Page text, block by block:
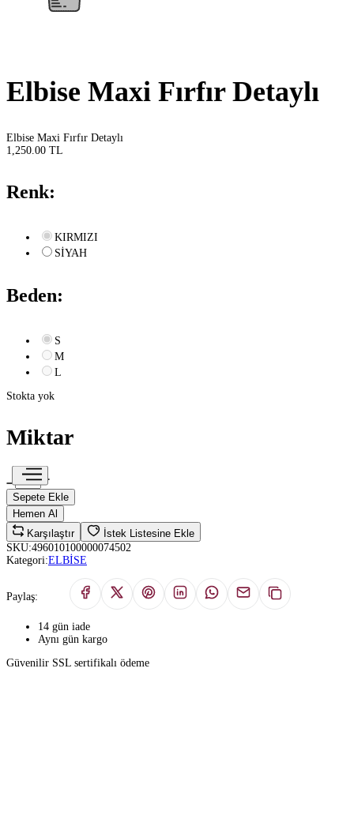
Elbise Maxi Fırfır Detaylı
Elbise Maxi Fırfır Detaylı
1,250.00 TL
Renk:
KIRMIZI
SİYAH
Beden:
S
M
L
Stokta yok
Miktar
Sepete Ekle
Hemen Al
Karşılaştır
İstek Listesine Ekle
SKU:496010100000074502
Kategori:ELBİSE
Paylaş:
14 gün iade
Aynı gün kargo
Güvenilir SSL sertifikalı ödeme